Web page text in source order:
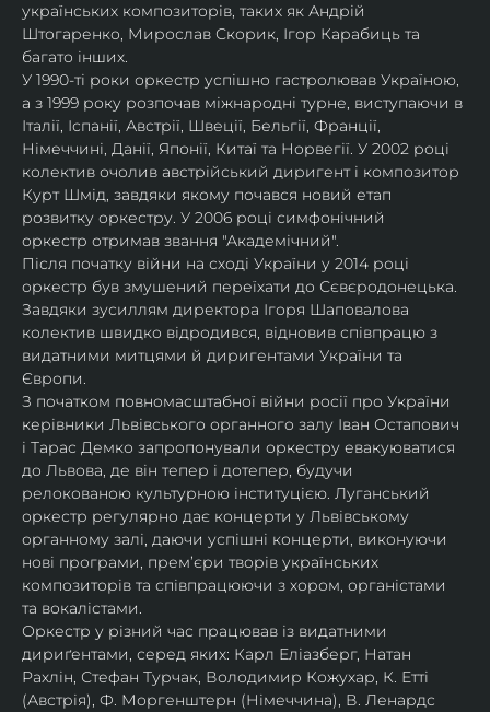
українських композиторів, таких як Андрій
Штогаренко, Мирослав Скорик, Ігор Карабиць та
багато інших.
У 1990-ті роки оркестр успішно гастролював Україною,
а з 1999 року розпочав міжнародні турне, виступаючи в
Італії, Іспанії, Австрії, Швеції, Бельгії, Франції,
Німеччині, Данії, Японії, Китаї та Норвегії. У 2002 році
колектив очолив австрійський диригент і композитор
Курт Шмід, завдяки якому почався новий етап
розвитку оркестру. У 2006 році симфонічний
оркестр отримав звання "Академічний".
Після початку війни на сході України у 2014 році
оркестр був змушений переїхати до Сєвєродонецька.
Завдяки зусиллям директора Ігоря Шаповалова
колектив швидко відродився, відновив співпрацю з
видатними митцями й диригентами України та
Європи.
З початком повномасштабної війни росії про України
керівники Львівського органного залу Іван Остапович
і Тарас Демко запропонували оркестру евакуюватися
до Львова, де він тепер і дотепер, будучи
релокованою культурною інституцією. Луганський
оркестр регулярно дає концерти у Львівському
органному залі, даючи успішні концерти, виконуючи
нові програми, прем’єри творів українських
композиторів та співпрацюючи з хором, органістами
та вокалістами.
Оркестр у різний час працював із видатними
дириґентами, серед яких: Карл Еліазберг, Натан
Рахлін, Стефан Турчак, Володимир Кожухар, К. Етті
(Австрія), Ф. Моргенштерн (Німеччина), В. Ленардс